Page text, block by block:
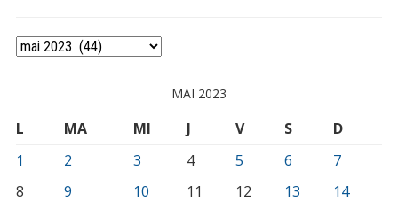
Arhivă
MAI 2023
L MA MI J V S
D
1
2 3 4 5 6
7
8
9 10 11 12 13
14